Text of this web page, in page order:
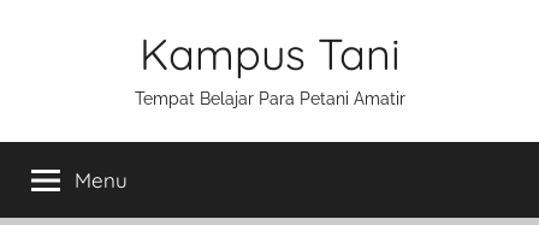
Kampus Tani
Tempat Belajar Para Petani Amatir
Menu